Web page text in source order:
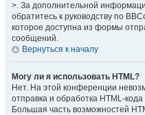
>. За дополнительной
обратитесь к руководству по
которое доступна из формы
сообщений.
Вернуться к началу
Могу ли я использовать HTML?
Нет. На этой конференции
отправка и обработка HTML-
Большая часть возможностей